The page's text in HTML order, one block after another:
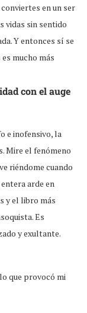
en un ser
vidas sin sentido
Y entonces sí se
mucho más
con el auge
e inofensivo, la
Mire el fenómeno
riéndome cuando
arde en
y el libro más
Es
y exultante.
que provocó mi